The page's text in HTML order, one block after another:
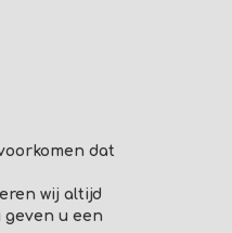
dat
wij altijd
u een